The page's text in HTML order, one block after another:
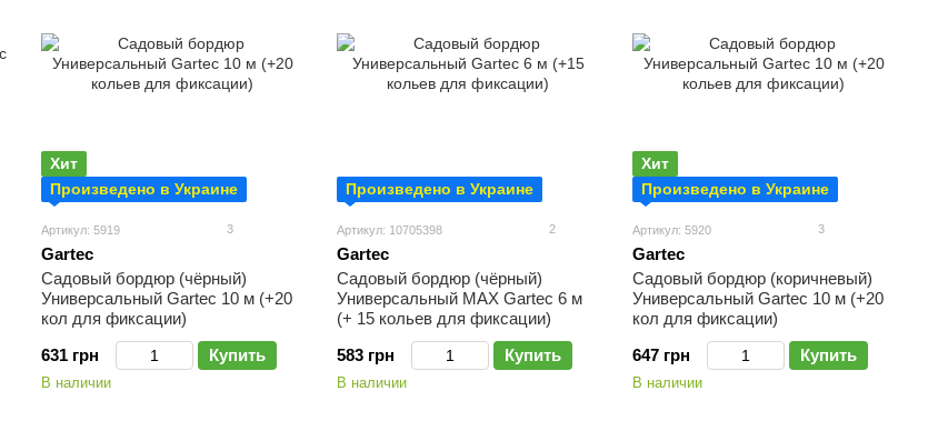
Хит
Произведено в Украине
Артикул: 5919 3
Gartec
Садовый бордюр (чёрный)
Универсальный Gartec 10 м (+20
кол для фиксации)
631 грн
Купить
В наличии
Произведено в Украине
Артикул: 10705398 2
Gartec
Садовый бордюр (чёрный)
Универсальный MAX Gartec 6 м
(+ 15 кольев для фиксации)
583 грн
Купить
В наличии
Хит
Произведено в Украине
Артикул: 5920 3
Gartec
Садовый бордюр (коричневый)
Универсальный Gartec 10 м (+20
кол для фиксации)
647 грн
Купить
В наличии